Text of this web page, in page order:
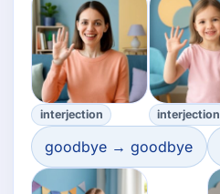
interjection interjection
goodbye → goodbye